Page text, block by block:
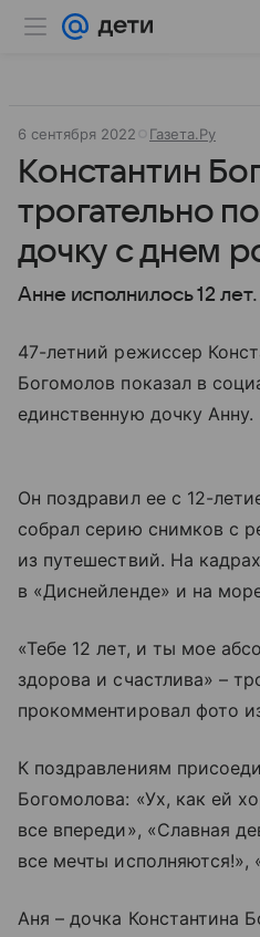
6 сентября 2022 Газета.Ру
Константин
трогательно
дочку с днем
Анне исполнилось 12 лет.
47-летний режиссер
Богомолов показал в
единственную дочку Анну.
Он поздравил ее с 12-
собрал серию снимков с
из путешествий. На
в «Диснейленде» и на
«Тебе 12 лет, и ты мое
здорова и счастлива» –
прокомментировал фото
К поздравлениям
Богомолова: «Ух, как ей
все впереди», «Славная
все мечты исполняются!»,
Аня – дочка Константина